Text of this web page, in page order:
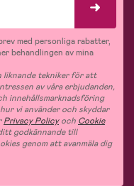
med personliga rabatter,
behandlingen av mina
liknande tekniker för att
av våra erbjudanden,
innehållsmarknadsföring
vi använder och skyddar
Privacy Policyoch Cookie
godkännande till
genom att avanmäla dig